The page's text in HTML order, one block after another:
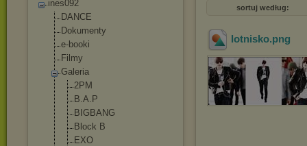
ines092
DANCE
Dokumenty
e-booki
Filmy
Galeria
2PM
B.A.P
BIGBANG
Block B
EXO
sortuj według:
lotnisko.png